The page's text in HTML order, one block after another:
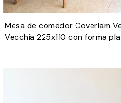
Mesa de comedor Coverlam
Vecchia 225x110 con forma